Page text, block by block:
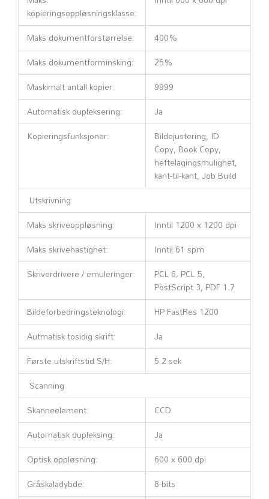
kopieringsoppløsningsklasse:
Maks dokumentforstørrelse:
400%
Maks dokumentforminsking:
25%
Maskimalt antall kopier:
9999
Automatisk dupleksering:
Ja
Kopieringsfunksjoner:
Bildejustering, ID
Copy, Book Copy,
heftelagingsmulighet,
kant-til-kant, Job Build
Utskrivning
Maks skriveoppløsning:
Inntil 1200 x 1200 dpi
Maks skrivehastighet:
Inntil 61 spm
Skriverdrivere / emuleringer:
PCL 6, PCL 5,
PostScript 3, PDF 1.7
Bildeforbedringsteknologi:
HP FastRes 1200
Autmatisk tosidig skrift:
Ja
Første utskriftstid S/H:
5.2 sek
Scanning
Skanneelement:
CCD
Automatisk dupleksing:
Ja
Optisk oppløsning:
600 x 600 dpi
Gråskaladybde:
8-bits